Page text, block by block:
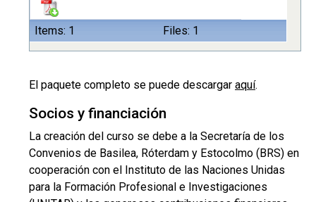
Items: 1 Files: 1
El paquete completo se puede descargar aquí.
Socios y financiación
La creación del curso se debe a la Secretaría de los
Convenios de Basilea, Róterdam y Estocolmo (BRS) en
cooperación con el Instituto de las Naciones Unidas
para la Formación Profesional e Investigaciones